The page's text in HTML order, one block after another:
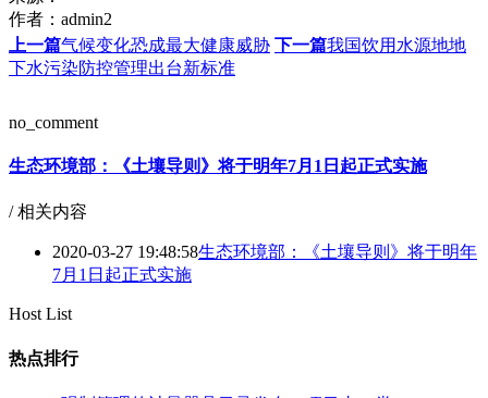
作者： admin2
上一篇气候变化恐成最大健康威胁 下一篇我国饮用水源地地
下水污染防控管理出台新标准
no_comment
生态环境部：《土壤导则》将于明年7月1日起正式实施
/ 相关内容
2020-03-27 19:48:58生态环境部：《土壤导则》将于明年
7月1日起正式实施
Host List
热点排行